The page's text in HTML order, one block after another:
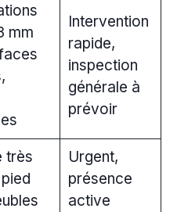
mm
Intervention
rapide,
inspection
générale à
prévoir
très
Urgent,
présence
active